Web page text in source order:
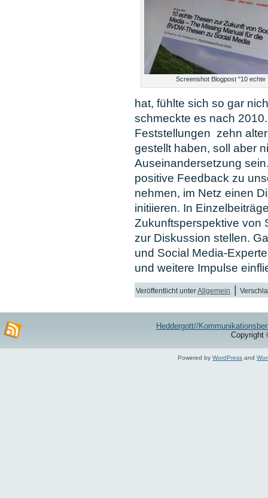
Screenshot Blogpost "10 echte
hat, fühlte sich so gar
schmeckte es nach
Feststellungen zehn
gestellt haben, soll aber
Auseinandersetzung
positive Feedback zu
nehmen, im Netz einen
initiieren. In
Zukunftsperspektive von
zur Diskussion stellen.
und Social Media-
und weitere Impulse
Veröffentlicht unterAllgemein
Heddergott//
Copyright
Powered by WordPress and